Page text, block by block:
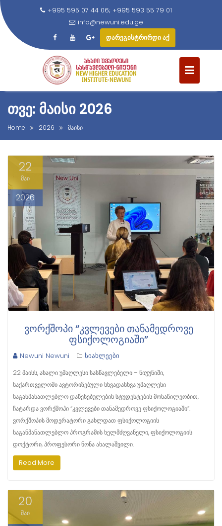
p
o
+995 595 07 44 06; +995 593 55 79 01
info@newuni.edu.ge
დარეგისტრირდი აქ
ᲗᲕᲔ: ᲛᲐᲘᲡᲘ 2026
Home 2026 მაისი
22
მაი
2026
ᲕᲝᲠᲥᲨᲝᲞᲘ “ᲙᲕᲚᲔᲕᲔᲑᲘ ᲗᲐᲜᲐᲛᲔᲓᲠᲝᲕᲔ
ᲤᲡᲘᲥᲝᲚᲝᲒᲘᲐᲨᲘ”
Newuni Newuni სიახლეები
22 მაისს, ახალი უმაღლესი სასწავლებელი – ნიუუნიში,
საქართველოში ავტორიზებული სხვადასხვა უმაღლესი
საგანმანათლებლო დაწესებულების სტუდენტების მონაწილეობით,
ჩატარდა ვორქშოპი “კვლევები თანამედროვე ფსიქოლოგიაში”.
ვორქშოპის მოდერატორი გახლდათ ფსიქოლოგიის
საგანმანათლებლო პროგრამის ხელმძღვანელი, ფსიქოლოგიის
დოქტორი, პროფესორი ნონა ახალაშვილი.
Read More
20
მაი